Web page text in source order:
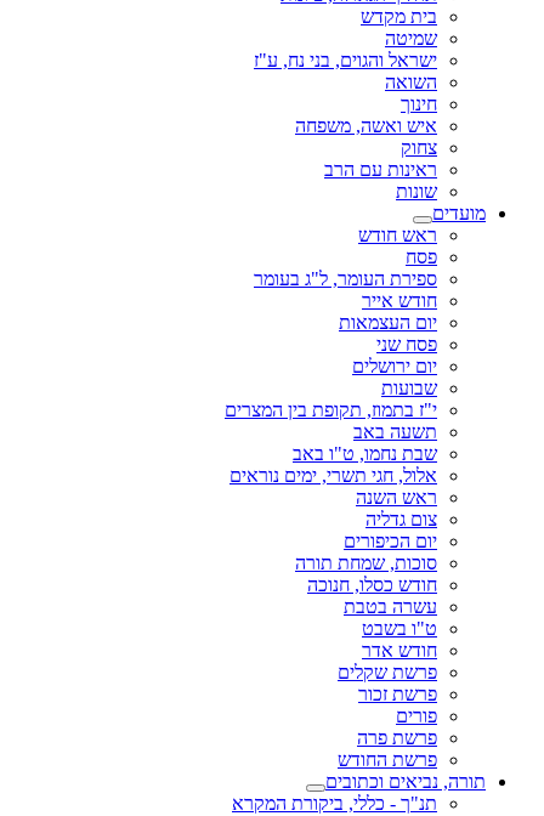
בית מקדש
שמיטה
ישראל והגוים, בני נח, ע"ז
השואה
חינוך
איש ואשה, משפחה
צחוק
ראינות עם הרב
שונות
מועדים
ראש חודש
פסח
ספירת העומר, ל"ג בעומר
חודש אייר
יום העצמאות
פסח שני
יום ירושלים
שבועות
י"ז בתמוז, תקופת בין המצרים
תשעה באב
שבת נחמו, ט"ו באב
אלול, חגי תשרי, ימים נוראים
ראש השנה
צום גדליה
יום הכיפורים
סוכות, שמחת תורה
חודש כסלו, חנוכה
עשרה בטבת
ט"ו בשבט
חודש אדר
פרשת שקלים
פרשת זכור
פורים
פרשת פרה
פרשת החודש
תורה, נביאים וכתובים
תנ"ך - כללי, ביקורת המקרא